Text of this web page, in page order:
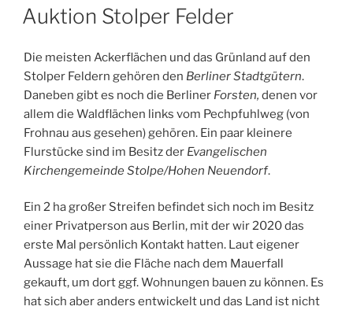
AM
Auktion Stolper Felder
Die meisten Ackerflächen und das Grünland auf den
Stolper Feldern gehören den Berliner Stadtgütern.
Daneben gibt es noch die Berliner Forsten, denen vor
allem die Waldflächen links vom Pechpfuhlweg (von
Frohnau aus gesehen) gehören. Ein paar kleinere
Flurstücke sind im Besitz der Evangelischen
Kirchengemeinde Stolpe/Hohen Neuendorf.
Ein 2 ha großer Streifen befindet sich noch im Besitz
einer Privatperson aus Berlin, mit der wir 2020 das
erste Mal persönlich Kontakt hatten. Laut eigener
Aussage hat sie die Fläche nach dem Mauerfall
gekauft, um dort ggf. Wohnungen bauen zu können. Es
hat sich aber anders entwickelt und das Land ist nicht